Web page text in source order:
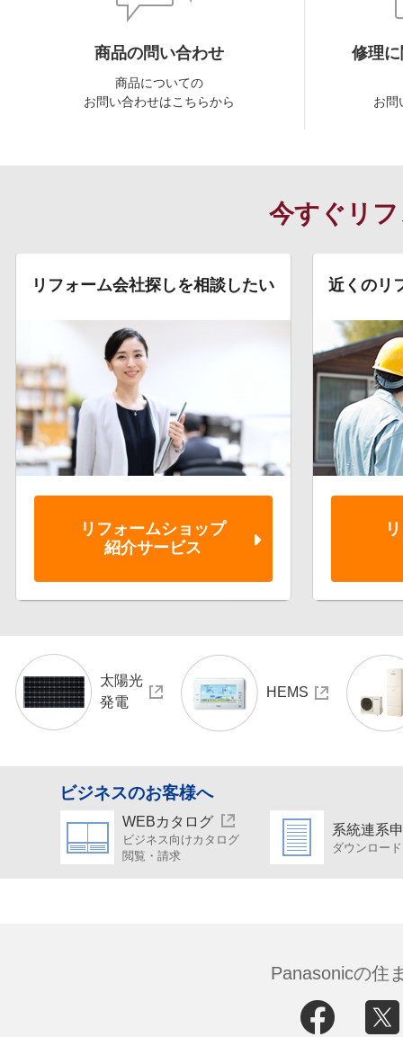
商品の問い合わせ
商品についての
お問い合わせはこちらから
修理
お問
今すぐリ
リフォーム会社探しを相談したい
リフォームショップ
紹介サービス
近くのリ
太陽光
発電
HEMS
ビジネスのお客様へ
WEBカタログ
ビジネス向けカタログ
閲覧・請求
系統連系
ダウンロード
Panasonicの住